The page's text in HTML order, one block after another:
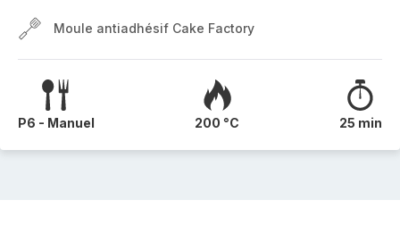
Moule antiadhésif Cake Factory
P6 - Manuel 200 °C 25 min